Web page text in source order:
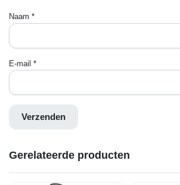
Naam *
E-mail *
Gerelateerde producten